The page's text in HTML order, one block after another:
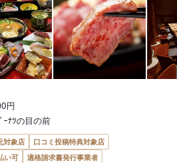
円
ｰﾅﾂの目の前
対象店
口コミ投稿特典対象店
い可 適格請求書発行事業者